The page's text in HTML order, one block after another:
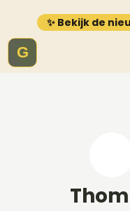
✨ Bekijk de
G